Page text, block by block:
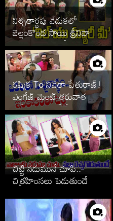
నిశ్చితార్థపు వేడుకలో
బెల్లంకొండ సాయి శ్రీనివాస్,
కావ్య రెడ్డి.. ఫొటోలు వైరల్
రష్మిక To నివేతా పేతురాజ్!
ఎంగేజ్ మెంట్ తరువాత పెళ్లి
ఆపేసిన స్టార్స్ వీరే
చిట్టి నడుమునే చూపి..
చిత్రహింసలు పెడుతుందే